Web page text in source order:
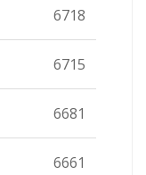
6718
6715
6681
6661